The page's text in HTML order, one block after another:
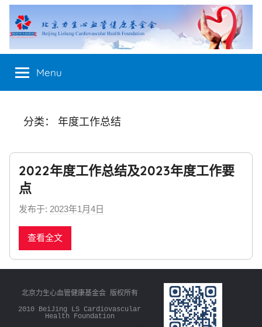
Skip
content
Menu
分类： 年度工作总结
2022年度工作总结及2023年度工作要
点
发布于: 2023年1月4日
w
查看全文
北京力生心血管健康基金会 版权所有
2010 BeiJing LS Cardiovascular
Health Foundation